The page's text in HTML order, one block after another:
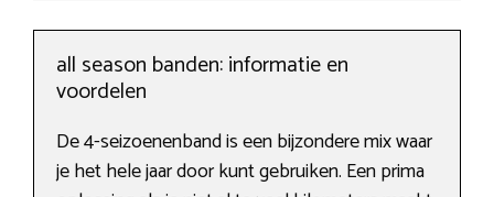
all season banden: informatie en
voordelen
De 4-seizoenenband is een bijzondere mix waar
je het hele jaar door kunt gebruiken. Een prima